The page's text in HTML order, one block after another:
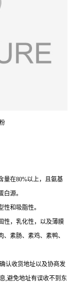
量在80%以上，且氨基
源。
性和吸脂性。
性，乳化性，以及薄膜
素肠、素鸡、素鸭、
认收货地址以及协商发
,避免地址有误收不到东